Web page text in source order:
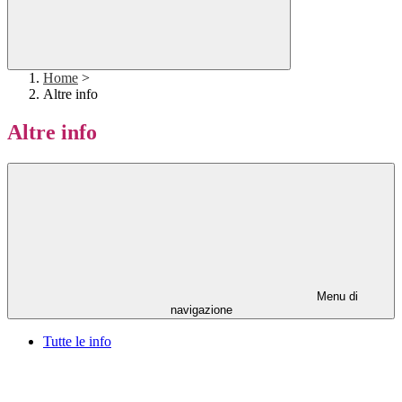
Home >
Altre info
Altre info
Menu di
navigazione
Tutte le info